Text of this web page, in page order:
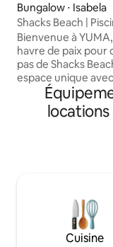
Bungalow ⋅ Isabela
Shacks Beach |
avec hamac + Lit
Bienvenue à
havre de paix pour
pas de Shacks
espace unique
conçu pour vous
routine
pourrez vous
calme et la
visitiez Isabela,
d'un mélange
tranquillité dans
YUMA est la
locations
Cuisine